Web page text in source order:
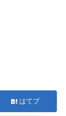
はてブ